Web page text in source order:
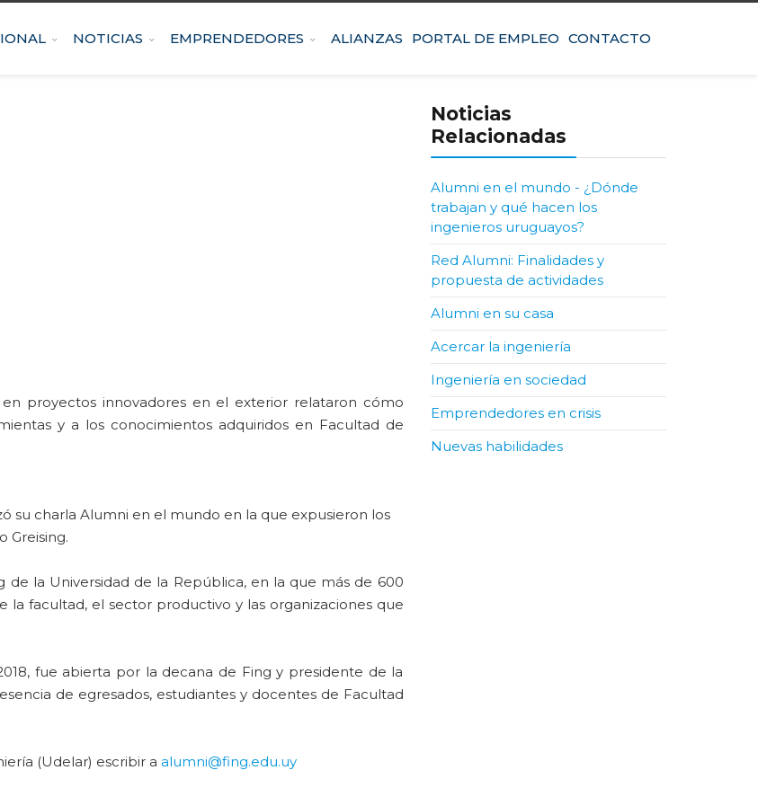
NOTICIAS EMPRENDEDORES ALIANZAS PORTAL DE EMPLEO CONTACTO
proyectos innovadores en el exterior relataron cómo
y a los conocimientos adquiridos en Facultad de
su charla Alumni en el mundo en la que expusieron los
Greising.
la Universidad de la República, en la que más de 600
facultad, el sector productivo y las organizaciones que
fue abierta por la decana de Fing y presidente de la
de egresados, estudiantes y docentes de Facultad
(Udelar) escribir a alumni@fing.edu.uy
Noticias
Relacionadas
Alumni en el mundo - ¿Dónde
trabajan y qué hacen los
ingenieros uruguayos?
Red Alumni: Finalidades y
propuesta de actividades
Alumni en su casa
Acercar la ingeniería
Ingeniería en sociedad
Emprendedores en crisis
Nuevas habilidades